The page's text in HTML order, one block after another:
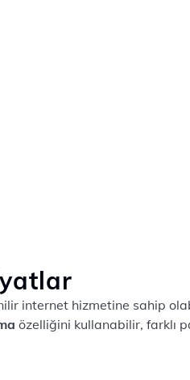
internet hizmetine sahip
özelliğini kullanabilir, farklı